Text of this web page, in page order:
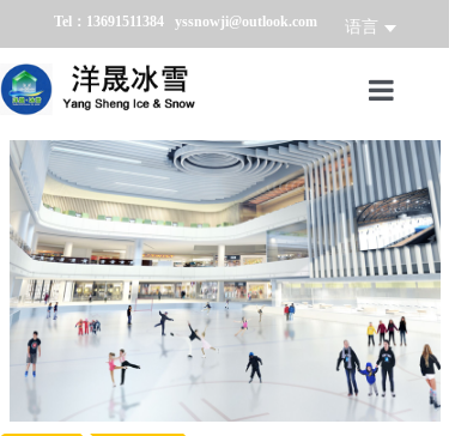
Tel：13691511384 yssnowji@outlook.com 语言
首页
冰雪产品
冰雪业务
冰雪案例
冰雪新闻